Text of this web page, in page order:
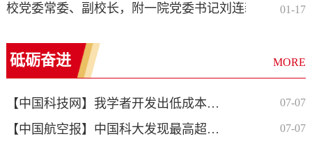
校党委常委、副校长，附一院党委书记刘连新作学习贯
01-17
砥砺奋进 MORE
【中国科技网】我学者开发出低成本高性能全固态锂电池电解质 07-07
【中国航空报】中国科大发现最高超导转变温度的元素超导体 07-07